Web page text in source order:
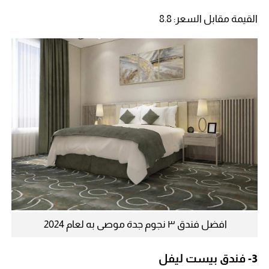
القيمة مقابل السعر: 8.8
افضل فندق ٣ نجوم جدة موصى به لعام 2024
3- فندق بيست ليفل